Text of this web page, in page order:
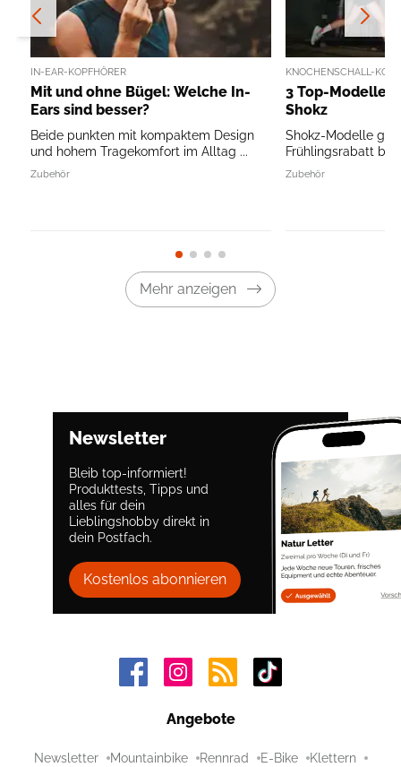
IN-EAR-KOPFHÖRER
Mit und ohne Bügel: Welche In-
Ears sind besser?
Beide punkten mit kompaktem Design
und hohem Tragekomfort im Alltag ...
Zubehör
KNOCHENSCHALL-
3 Top-Modelle
Shokz
Shokz-Modelle
Frühlingsrabatt bei
Zubehör
Mehr anzeigen
Newsletter
Bleib top-informiert!
Produkttests, Tipps und
alles für dein
Lieblingshobby direkt in
dein Postfach.
Kostenlos abonnieren
Angebote
Newsletter Mountainbike Rennrad E-Bike Klettern